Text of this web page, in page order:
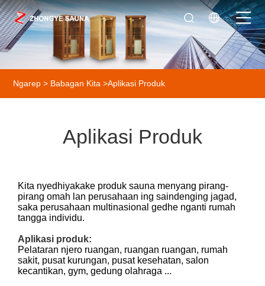
Ngarep > Babagan Kita >Aplikasi Produk
Aplikasi Produk
Kita nyedhiyakake produk sauna menyang pirang-
pirang omah lan perusahaan ing saindenging jagad,
saka perusahaan multinasional gedhe nganti rumah
tangga individu.
Aplikasi produk:
Pelataran njero ruangan, ruangan ruangan, rumah
sakit, pusat kurungan, pusat kesehatan, salon
kecantikan, gym, gedung olahraga ...